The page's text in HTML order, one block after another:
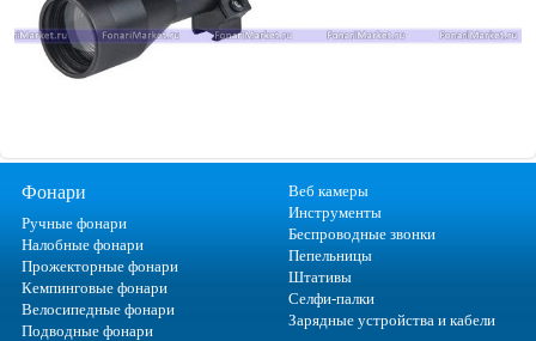
Фонари
Ручные фонари
Налобные фонари
Прожекторные фонари
Кемпинговые фонари
Велосипедные фонари
Подводные фонари
Веб камеры
Инструменты
Беспроводные звонки
Пепельницы
Штативы
Селфи-палки
Зарядные устройства и кабели